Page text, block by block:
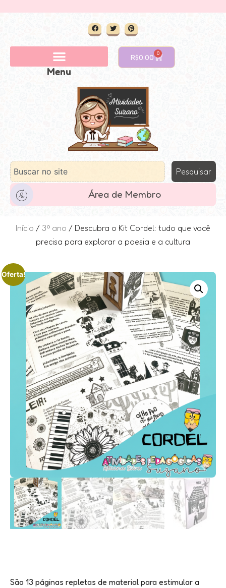
Menu
R$0.00 0
Pesquisar
Área de Membro
Início / 3º ano / Descubra o Kit Cordel: tudo que você
precisa para explorar a poesia e a cultura
Oferta!
São 13 páginas repletas de material para estimular a